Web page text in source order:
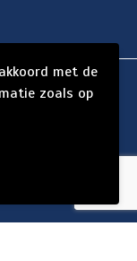
met de
zoals op